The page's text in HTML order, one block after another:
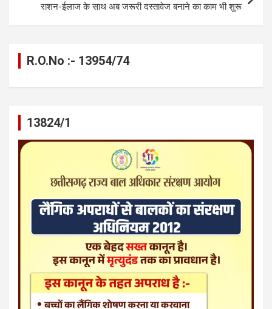
राशन-ईलाज के साथ अब जरूरी दस्तावेज बनाने का काम भी शुरू
R.O.No :- 13954/74
13824/1